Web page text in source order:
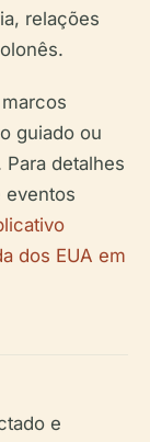
relações
guiado ou
detalhes
eventos
dos EUA em
e